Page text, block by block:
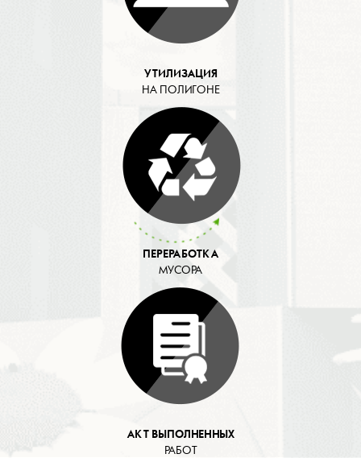
УТИЛИЗАЦИЯ
НА ПОЛИГОНЕ
ПЕРЕРАБОТКА
МУСОРА
АКТ ВЫПОЛНЕННЫХ
РАБОТ